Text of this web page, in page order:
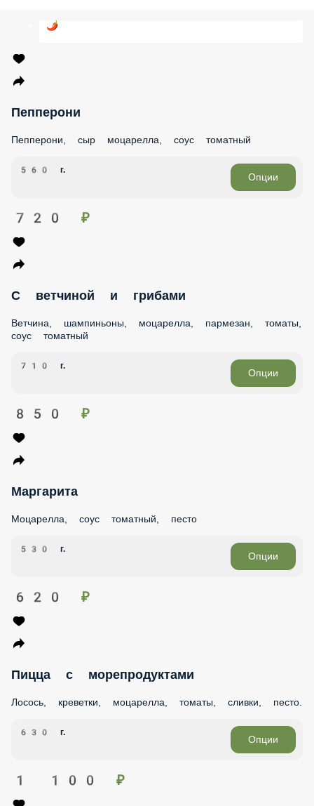
🌶️
Пепперони
Пепперони, сыр моцарелла, соус томатный
560 г.
Опции
720 ₽
С ветчиной и грибами
Ветчина, шампиньоны, моцарелла, пармезан, томаты, соус
томатный
710 г.
Опции
850 ₽
Маргарита
Моцарелла, соус томатный, песто
530 г.
Опции
620 ₽
Пицца с морепродуктами
Лосось, креветки, моцарелла, томаты, сливки, песто.
630 г.
Опции
1 100 ₽